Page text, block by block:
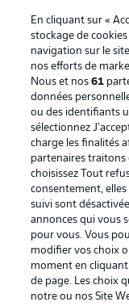
Proposé par
En cliquant sur «
stockage de
navigation sur le
nos efforts de
Nous et nos61
données
ou des identifiants
sélectionnez
charge les finalités
partenaires traitons
choisissez Tout
consentement, elles
suivi sont
annonces qui vous
pour vous. Vous
modifier vos choix
moment en cliquant
de page. Les choix
notre ou nos Site